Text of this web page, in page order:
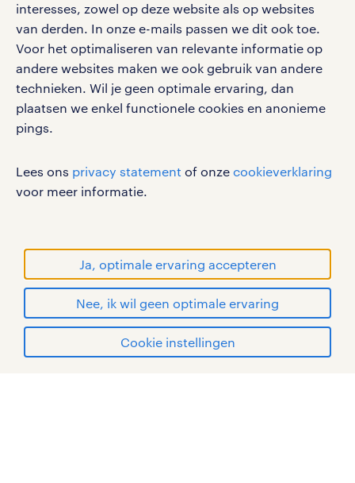
interesses, zowel op deze website als op websites
van derden. In onze e-mails passen we dit ook toe.
Voor het optimaliseren van relevante informatie op
andere websites maken we ook gebruik van andere
technieken. Wil je geen optimale ervaring, dan
plaatsen we enkel functionele cookies en anonieme
pings.
Lees ons privacy statement of onze cookieverklaring
voor meer informatie.
Ja, optimale ervaring accepteren
Nee, ik wil geen optimale ervaring
Cookie instellingen
solliciteren
social media
Volg ons voor de leukste content omtrent
vacatures, solliciteren en inspiratie.
gebruikersvoorwaarden
disclaimer
sitemap
RANDSTAD, HUMAN FORWARD en SHAPING THE
WORLD OF WORK zijn geregistreerde
handelsmerken van Randstad N.V.